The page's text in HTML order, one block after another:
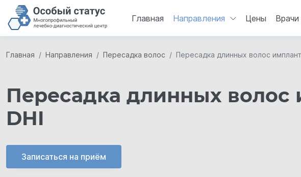
Главная Направления Цены Врачи
Главная Направления Пересадка волос Пересадка длинных волос
Пересадка длинных волос
DHI
Записаться на приём